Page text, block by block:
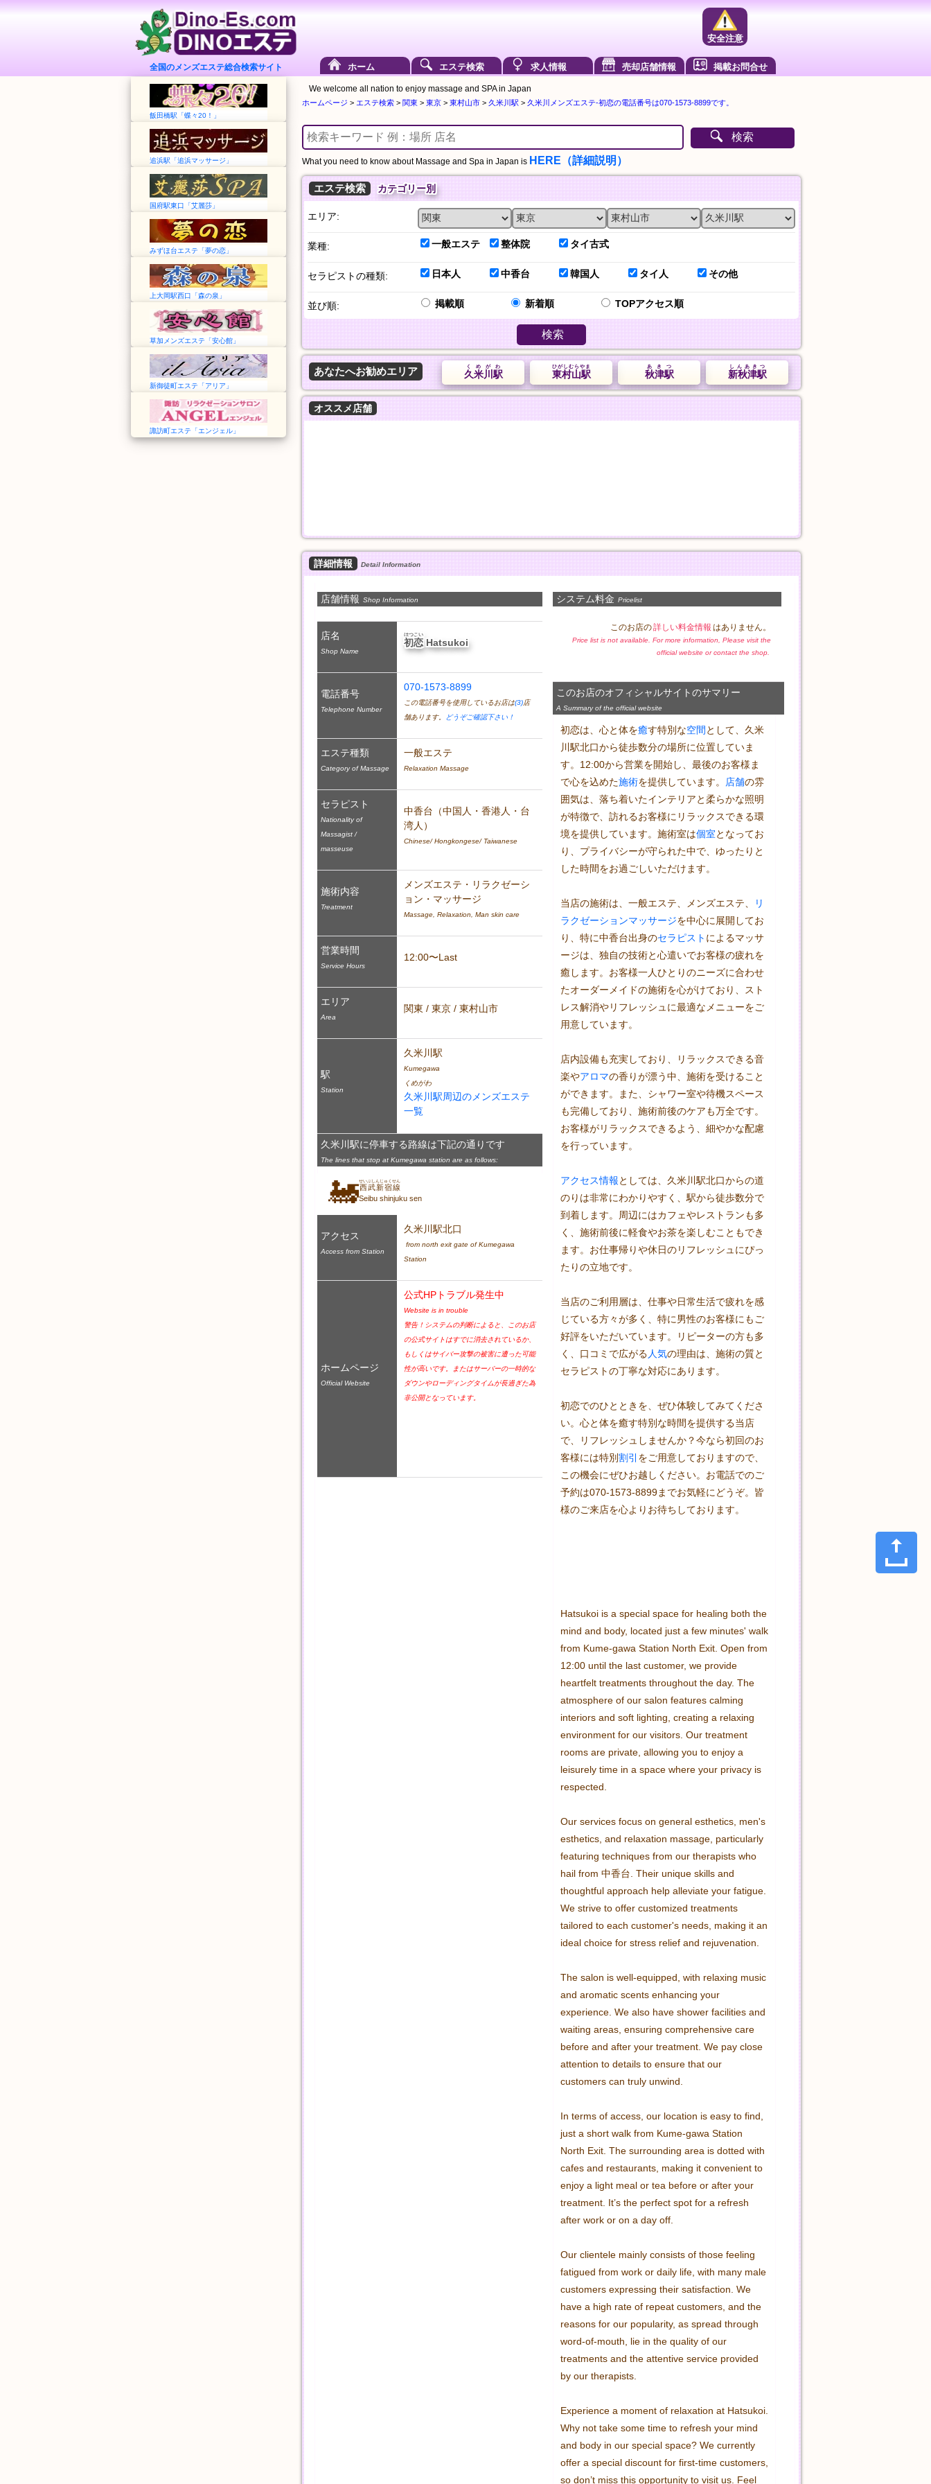
全国のメンズエステ総合検索サイト
安全注意
ホーム エステ検索 求人情報 売却店舗情報 掲載お問合せ
飯田橋駅「蝶々20！」
追浜駅「追浜マッサージ」
国府駅東口「艾麗莎」
みずほ台エステ「夢の恋」
上大岡駅西口「森の泉」
草加メンズエステ「安心館」
新御徒町エステ「アリア」
諏訪町エステ「エンジェル」
We welcome all nation to enjoy massage and SPA in Japan
ホームページ > エステ検索 > 関東 > 東京 > 東村山市 > 久米川駅 > 久米川メンズエステ-初恋の電話番号は070-1573-8899です。
検索
What you need to know about Massage and Spa in Japan is HERE（詳細説明）
エステ検索 カテゴリー別
エリア:
業種: 一般エステ 整体院 タイ古式
セラピストの種類: 日本人 中香台 韓国人 タイ人 その他
並び順: 掲載順 新着順 TOPアクセス順
検索
あなたへお勧めエリア 新秋津駅
しんあきつ
秋津駅
あきつ
東村山駅
ひがしむらやま
久米川駅
くめがわ
オススメ店舗
詳細情報 Detail Information
システム料金 Pricelist
このお店の詳しい料金情報 はありません。
Price list is not available. For more information, Please visit the
official website or contact the shop.
このお店のオフィシャルサイトのサマリー
A Summary of the official website
初恋は、心と体を癒す特別な空間 として、久米
川駅北口から徒歩数分の場所に位置していま
す。12:00から営業を開始し、最後のお客様ま
で心を込めた施術を提供しています。 店舗の雰
囲気は、落ち着いたインテリアと柔らかな照明
が特徴で、訪れるお客様にリラックスできる環
境を提供しています。施術室は個室となってお
り、プライバシーが守られた中で、ゆったりと
した時間をお過ごしいただけます。
当店の施術は、一般エステ、メンズエステ、
リ
ラクゼーションマッサージを中心に展開してお
り、特に中香台出身のセラピスト によるマッサ
ージは、独自の技術と心遣いでお客様の疲れを
癒します。お客様一人ひとりのニーズに合わせ
たオーダーメイドの施術を心がけており、スト
レス解消やリフレッシュに最適なメニューをご
用意しています。
店内設備も充実しており、リラックスできる音
楽やアロマの香りが漂う中、施術を受けること
ができます。また、シャワー室や待機スペース
も完備しており、施術前後のケアも万全です。
お客様がリラックスできるよう、細やかな配慮
を行っています。
アクセス情報としては、久米川駅北口からの道
のりは非常にわかりやすく、駅から徒歩数分で
到着します。周辺にはカフェやレストランも多
く、施術前後に軽食やお茶を楽しむこともでき
ます。お仕事帰りや休日のリフレッシュにぴっ
たりの立地です。
当店のご利用層は、仕事や日常生活で疲れを感
じている方々が多く、特に男性のお客様にもご
好評をいただいています。リピーターの方も多
く、口コミで広がる人気の理由は、施術の質と
セラピストの丁寧な対応にあります。
初恋でのひとときを、ぜひ体験してみてくださ
い。心と体を癒す特別な時間を提供する当店
で、リフレッシュしませんか？今なら初回のお
客様には特別割引 をご用意しておりますので、
この機会にぜひお越しください。お電話でのご
予約は070-1573-8899までお気軽にどうぞ。皆
様のご来店を心よりお待ちしております。
Hatsukoi is a special space for healing both the
mind and body, located just a few minutes' walk
from Kume-gawa Station North Exit. Open from
12:00 until the last customer, we provide
heartfelt treatments throughout the day. The
atmosphere of our salon features calming
interiors and soft lighting, creating a relaxing
environment for our visitors. Our treatment
rooms are private, allowing you to enjoy a
leisurely time in a space where your privacy is
respected.
Our services focus on general esthetics, men's
esthetics, and relaxation massage, particularly
featuring techniques from our therapists who
hail from 中香台. Their unique skills and
thoughtful approach help alleviate your fatigue.
We strive to offer customized treatments
tailored to each customer's needs, making it an
ideal choice for stress relief and rejuvenation.
The salon is well-equipped, with relaxing music
and aromatic scents enhancing your
experience. We also have shower facilities and
waiting areas, ensuring comprehensive care
before and after your treatment. We pay close
attention to details to ensure that our
customers can truly unwind.
In terms of access, our location is easy to find,
just a short walk from Kume-gawa Station
North Exit. The surrounding area is dotted with
cafes and restaurants, making it convenient to
enjoy a light meal or tea before or after your
treatment. It’s the perfect spot for a refresh
after work or on a day off.
Our clientele mainly consists of those feeling
fatigued from work or daily life, with many male
customers expressing their satisfaction. We
have a high rate of repeat customers, and the
reasons for our popularity, as spread through
word-of-mouth, lie in the quality of our
treatments and the attentive service provided
by our therapists.
Experience a moment of relaxation at Hatsukoi.
Why not take some time to refresh your mind
and body in our special space? We currently
offer a special discount for first-time customers,
so don’t miss this opportunity to visit us. Feel
店舗情報 Shop Information
店名
Shop Name
初恋
はつこい
Hatsukoi
電話番号
Telephone Number
070-1573-8899
この電話番号を使用しているお店は(3)店
舗あります。 どうぞご確認下さい！
エステ種類
Category of Massage
一般エステ
Relaxation Massage
セラピスト
Nationality of
Massagist /
masseuse
中香台（中国人・香港人・台
湾人）
Chinese/ Hongkongese/ Taiwanese
施術内容
Treatment
メンズエステ・リラクゼーシ
ョン・マッサージ
Massage, Relaxation, Man skin care
営業時間
Service Hours
12:00〜Last
エリア
Area
関東 / 東京 / 東村山市
駅
Station
久米川駅
Kumegawa
くめがわ
久米川駅周辺のメンズエステ
一覧
久米川駅に停車する路線は下記の通りです
The lines that stop at Kumegawa station are as follows:
🚂西武新宿線
せいぶしんじゅくせん
Seibu shinjuku sen
アクセス
Access from Station
久米川駅北口
Station
ホームページ
Official Website
公式HPトラブル発生中
Website is in trouble
警告！システムの判断によると、このお店
の公式サイトはすでに消去されているか、
もしくはサイバー攻撃の被害に遭った可能
性が高いです。またはサーバーの一時的な
ダウンやローディングタイムが長過ぎた為
非公開となっています。